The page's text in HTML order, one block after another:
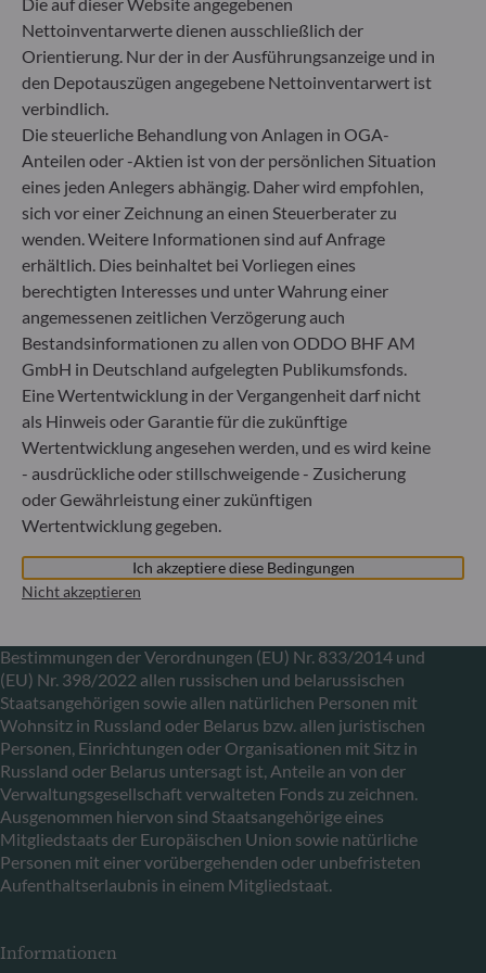
Gallusanlage 8
60329 Frankfurt am Main
Deutschland
+49 (0) 69 920 50 0
Von der Bundesanstalt für Finanzdienstleistungsaufsicht
(„BaFin“) zugelassene und beaufsichtigte
Fondsverwaltungsgesellschaft
Handelsregister : HRB 11971 Amtsgericht Düsseldorf
ODDO BHF Asset Management LUX
6, rue Gabriel Lippmann
L-5365 Munsbach
Luxemburg
Von der Luxemburger Commission de Surveillance du
Secteur Financier (CSSF) zugelassene
Fondsverwaltungsgesellschaft, Handelsregisternummer: B
29891
In Übereinstimmung mit den von der Europäischen Union
Bestimmungen der Verordnungen (EU) Nr. 833/2014 und
(EU) Nr. 398/2022 allen russischen und belarussischen
Staatsangehörigen sowie allen natürlichen Personen mit
Wohnsitz in Russland oder Belarus bzw. allen juristischen
Personen, Einrichtungen oder Organisationen mit Sitz in
Russland oder Belarus untersagt ist, Anteile an von der
Verwaltungsgesellschaft verwalteten Fonds zu zeichnen.
Ausgenommen hiervon sind Staatsangehörige eines
Mitgliedstaats der Europäischen Union sowie natürliche
Personen mit einer vorübergehenden oder unbefristeten
Aufenthaltserlaubnis in einem Mitgliedstaat.
Informationen
Nettoinventarwerte dienen ausschließlich der
Orientierung. Nur der in der Ausführungsanzeige und in
den Depotauszügen angegebene Nettoinventarwert ist
verbindlich.
Die steuerliche Behandlung von Anlagen in OGA-
Anteilen oder -Aktien ist von der persönlichen Situation
eines jeden Anlegers abhängig. Daher wird empfohlen,
sich vor einer Zeichnung an einen Steuerberater zu
wenden. Weitere Informationen sind auf Anfrage
erhältlich. Dies beinhaltet bei Vorliegen eines
berechtigten Interesses und unter Wahrung einer
angemessenen zeitlichen Verzögerung auch
Bestandsinformationen zu allen von ODDO BHF AM
GmbH in Deutschland aufgelegten Publikumsfonds.
Eine Wertentwicklung in der Vergangenheit darf nicht
als Hinweis oder Garantie für die zukünftige
Wertentwicklung angesehen werden, und es wird keine
- ausdrückliche oder stillschweigende - Zusicherung
oder Gewährleistung einer zukünftigen
Wertentwicklung gegeben.
Ich akzeptiere diese Bedingungen
Nicht akzeptieren